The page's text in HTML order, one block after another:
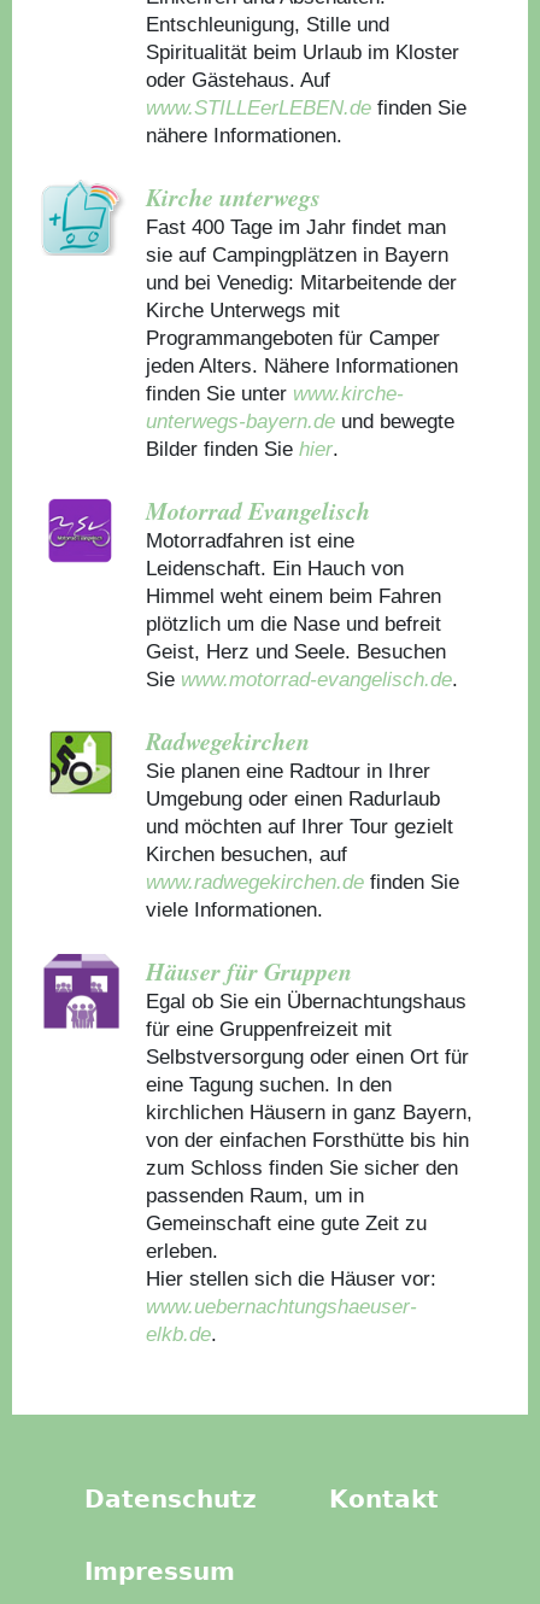
Entschleunigung, Stille und
Spiritualität beim Urlaub im Kloster
oder Gästehaus. Auf
www.STILLEerLEBEN.de finden Sie
nähere Informationen.
Kirche unterwegs
Fast 400 Tage im Jahr findet man
sie auf Campingplätzen in Bayern
und bei Venedig: Mitarbeitende der
Kirche Unterwegs mit
Programmangeboten für Camper
jeden Alters. Nähere Informationen
finden Sie unter www.kirche-
unterwegs-bayern.de und bewegte
Bilder finden Sie hier.
Motorrad Evangelisch
Motorradfahren ist eine
Leidenschaft. Ein Hauch von
Himmel weht einem beim Fahren
plötzlich um die Nase und befreit
Geist, Herz und Seele. Besuchen
Sie www.motorrad-evangelisch.de.
Radwegekirchen
Sie planen eine Radtour in Ihrer
Umgebung oder einen Radurlaub
und möchten auf Ihrer Tour gezielt
Kirchen besuchen, auf
www.radwegekirchen.de finden Sie
viele Informationen.
Häuser für Gruppen
Egal ob Sie ein Übernachtungshaus
für eine Gruppenfreizeit mit
Selbstversorgung oder einen Ort für
eine Tagung suchen. In den
kirchlichen Häusern in ganz Bayern,
von der einfachen Forsthütte bis hin
zum Schloss finden Sie sicher den
passenden Raum, um in
Gemeinschaft eine gute Zeit zu
erleben.
Hier stellen sich die Häuser vor:
www.uebernachtungshaeuser-
elkb.de.
Datenschutz Kontakt
Impressum